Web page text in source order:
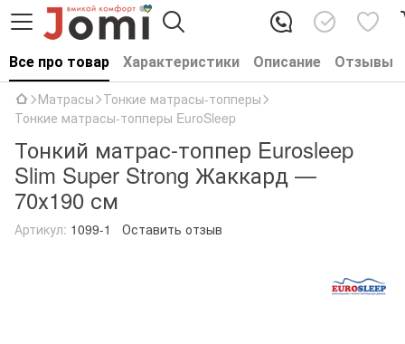
Матрасы Тонкие матрасы-топперы
Тонкие матрасы-топперы EuroSleep
Тонкий матрас-топпер Eurosleep
Slim Super Strong Жаккард —
70х190 см
Артикул: 1099-1 Оставить отзыв
Все про товар Характеристики Описание Отзывы